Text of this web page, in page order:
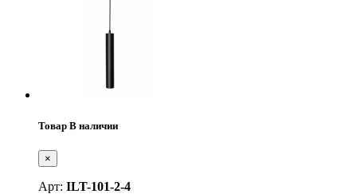
Товар В наличии
×
Арт: ILT-101-2-4